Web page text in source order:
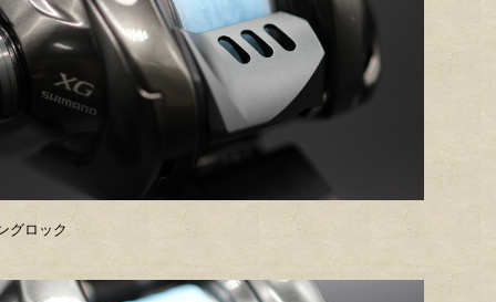
グロック